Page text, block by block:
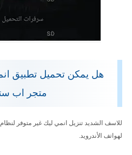
هل يمكن تحميل تطبيق
متجر اب
لهواتف الأندرويد.